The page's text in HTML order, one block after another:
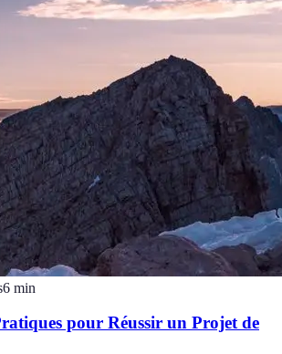
6 min
pour Réussir un Projet de